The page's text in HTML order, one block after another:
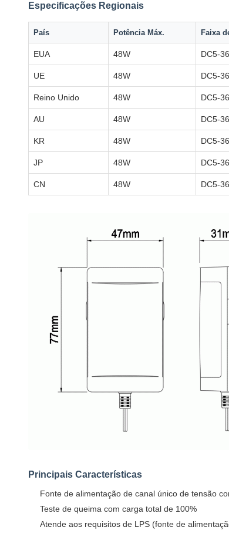
Especificações Regionais
País Potência Máx. Faixa
EUA 48W DC5-
UE 48W DC5-
Reino Unido 48W DC5-
AU 48W DC5-
KR 48W DC5-
JP 48W DC5-
CN 48W DC5-
Principais Características
Fonte de alimentação de canal único de tensão
Teste de queima com carga total de 100%
Atende aos requisitos de LPS (fonte de